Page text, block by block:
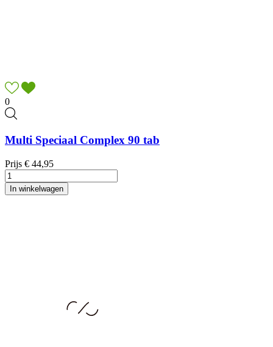
0
Multi Speciaal Complex 90 tab
Prijs € 44,95
In winkelwagen